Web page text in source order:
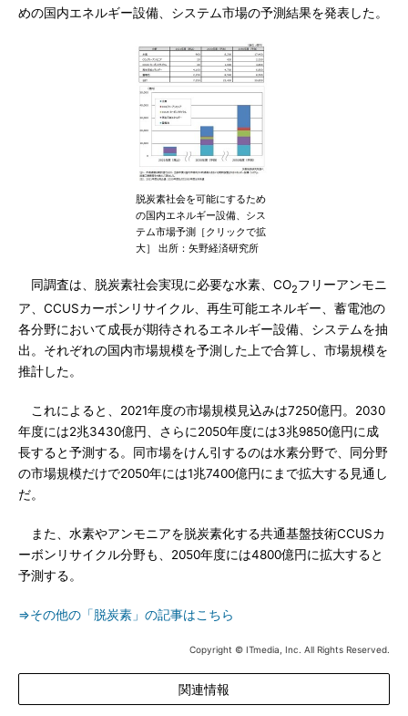
めの国内エネルギー設備、システム市場の予測結果を発表した。
脱炭素社会を可能にするため
の国内エネルギー設備、シス
テム市場予測［クリックで拡
大］ 出所：矢野経済研究所
同調査は、脱炭素社会実現に必要な水素、CO2フリーアンモニ
ア、CCUSカーボンリサイクル、再生可能エネルギー、蓄電池の
各分野において成長が期待されるエネルギー設備、システムを抽
出。それぞれの国内市場規模を予測した上で合算し、市場規模を
推計した。
これによると、2021年度の市場規模見込みは7250億円。2030
年度には2兆3430億円、さらに2050年度には3兆9850億円に成
長すると予測する。同市場をけん引するのは水素分野で、同分野
の市場規模だけで2050年には1兆7400億円にまで拡大する見通し
だ。
また、水素やアンモニアを脱炭素化する共通基盤技術CCUSカ
ーボンリサイクル分野も、2050年度には4800億円に拡大すると
予測する。
⇒その他の「脱炭素」の記事はこちら
Copyright © ITmedia, Inc. All Rights Reserved.
関連情報